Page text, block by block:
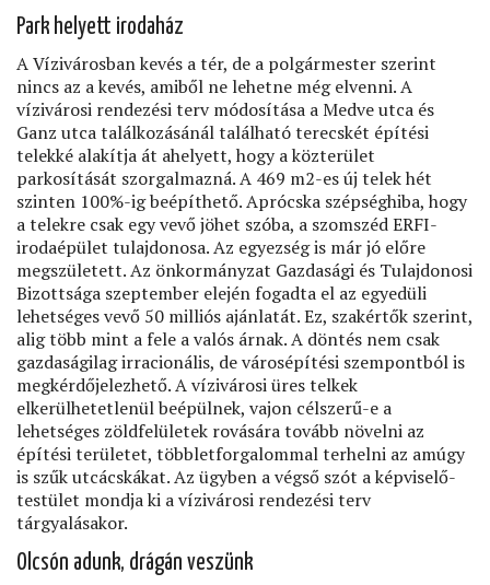
Park helyett irodaház
A Vízivárosban kevés a tér, de a polgármester szerint
nincs az a kevés, amiből ne lehetne még elvenni. A
vízivárosi rendezési terv módosítása a Medve utca és
Ganz utca találkozásánál található terecskét építési
telekké alakítja át ahelyett, hogy a közterület
parkosítását szorgalmazná. A 469 m2-es új telek hét
szinten 100%-ig beépíthető. Aprócska szépséghiba, hogy
a telekre csak egy vevő jöhet szóba, a szomszéd ERFI-
irodaépület tulajdonosa. Az egyezség is már jó előre
megszületett. Az önkormányzat Gazdasági és Tulajdonosi
Bizottsága szeptember elején fogadta el az egyedüli
lehetséges vevő 50 milliós ajánlatát. Ez, szakértők szerint,
alig több mint a fele a valós árnak. A döntés nem csak
gazdaságilag irracionális, de városépítési szempontból is
megkérdőjelezhető. A vízivárosi üres telkek
elkerülhetetlenül beépülnek, vajon célszerű-e a
lehetséges zöldfelületek rovására tovább növelni az
építési területet, többletforgalommal terhelni az amúgy
is szűk utcácskákat. Az ügyben a végső szót a képviselő-
testület mondja ki a vízivárosi rendezési terv
tárgyalásakor.
Olcsón adunk, drágán veszünk